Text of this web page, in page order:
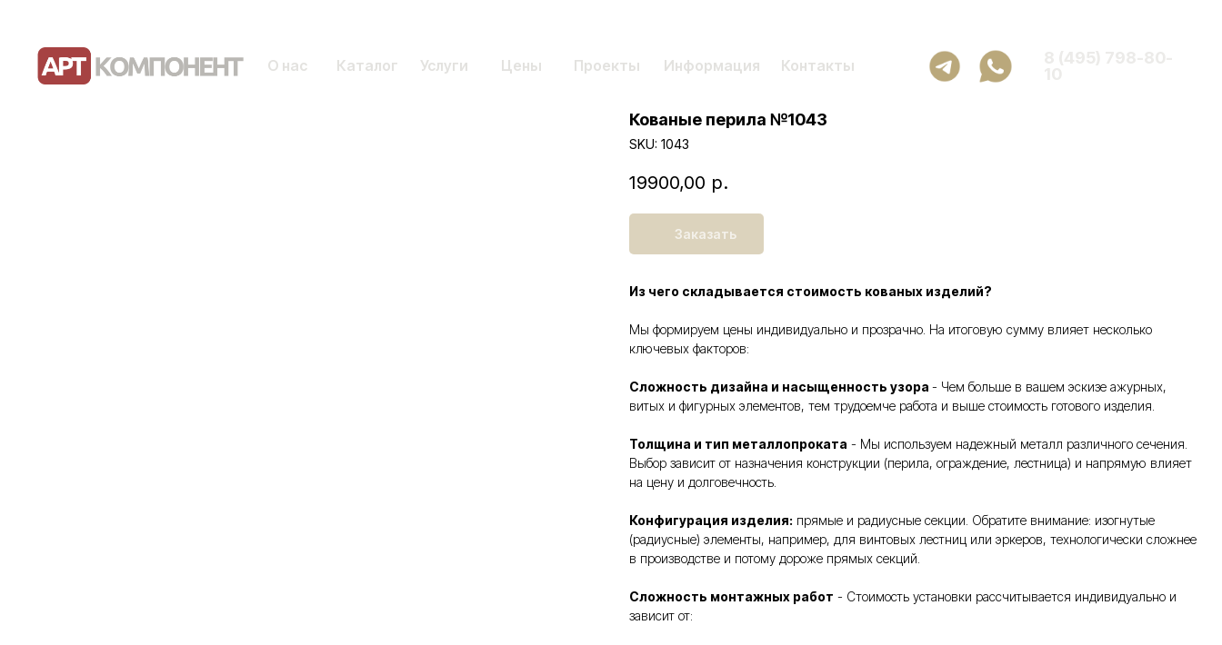
Проекты
Каталог Услуги Цены Контакты
О нас Информация
Кованые перила №1043
SKU: 1043
19900,00 р.
Заказать
Из чего складывается стоимость кованых изделий?
Мы формируем цены индивидуально и прозрачно. На итоговую сумму влияет несколько
ключевых факторов:
Сложность дизайна и насыщенность узора - Чем больше в вашем эскизе ажурных,
витых и фигурных элементов, тем трудоемче работа и выше стоимость готового изделия.
Толщина и тип металлопроката - Мы используем надежный металл различного сечения.
Выбор зависит от назначения конструкции (перила, ограждение, лестница) и напрямую влияет
на цену и долговечность.
Конфигурация изделия: прямые и радиусные секции. Обратите внимание: изогнутые
(радиусные) элементы, например, для винтовых лестниц или эркеров, технологически сложнее
в производстве и потому дороже прямых секций.
Сложность монтажных работ - Стоимость установки рассчитывается индивидуально и
зависит от: